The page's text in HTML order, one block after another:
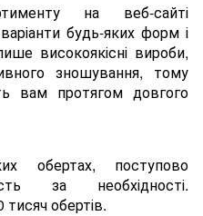
на веб-сайті
будь-яких форм і
високоякісні вироби,
зношування, тому
вам протягом довгого
обертах, поступово
за необхідності.
обертів.